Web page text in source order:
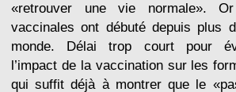
«retrouver une vie normale».
vaccinales ont débuté depuis plus
monde. Délai trop court pour
l’impact de la vaccination sur les
qui suffit déjà à montrer que le